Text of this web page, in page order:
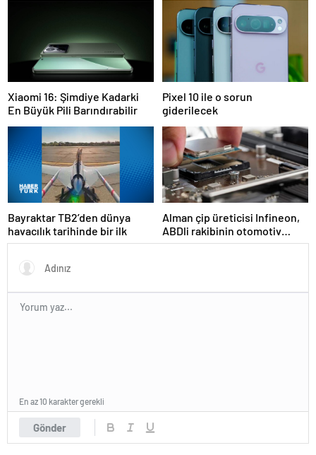
Xiaomi 16: Şimdiye Kadarki
En Büyük Pili Barındırabilir
Pixel 10 ile o sorun
giderilecek
Bayraktar TB2’den dünya
havacılık tarihinde bir ilk
Alman çip üreticisi Infineon,
ABDli rakibinin otomotiv
birimini 2,5 milyar dolara
Gönder
En az 10 karakter gerekli